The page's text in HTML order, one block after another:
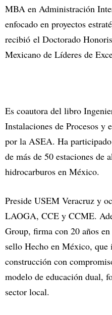
MBA en Administración
enfocado en proyectos
recibió el Doctorado
Mexicano de Líderes de
Es coautora del libro
Instalaciones de Procesos y
por la ASEA. Ha
de más de 50 estaciones de
hidrocarburos en México.
Preside USEM Veracruz y
LAOGA, CCE y CCME.
Group, firma con 20 años
sello Hecho en México,
construcción con
modelo de educación dual,
sector local.